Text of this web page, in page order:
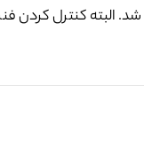
البته کنترل کردن